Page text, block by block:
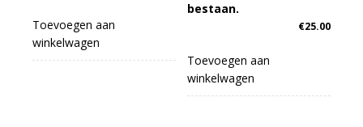
Toevoegen aan
winkelwagen
bestaan.
€25.00
Toevoegen aan
winkelwagen